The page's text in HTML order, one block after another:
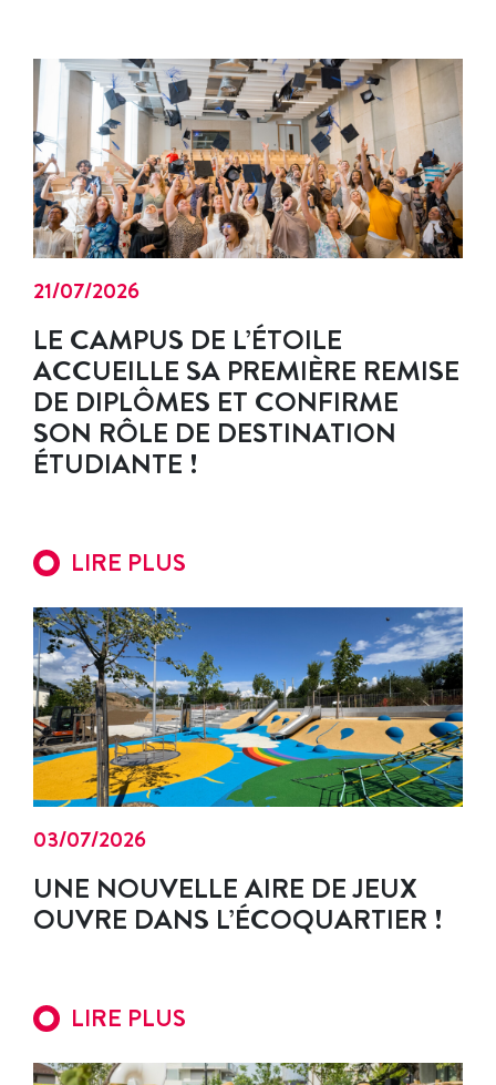
21/07/2026
LE CAMPUS DE L’ÉTOILE
ACCUEILLE SA PREMIÈRE REMISE
DE DIPLÔMES ET CONFIRME
SON RÔLE DE DESTINATION
ÉTUDIANTE !
LIRE PLUS
03/07/2026
UNE NOUVELLE AIRE DE JEUX
OUVRE DANS L’ÉCOQUARTIER !
LIRE PLUS